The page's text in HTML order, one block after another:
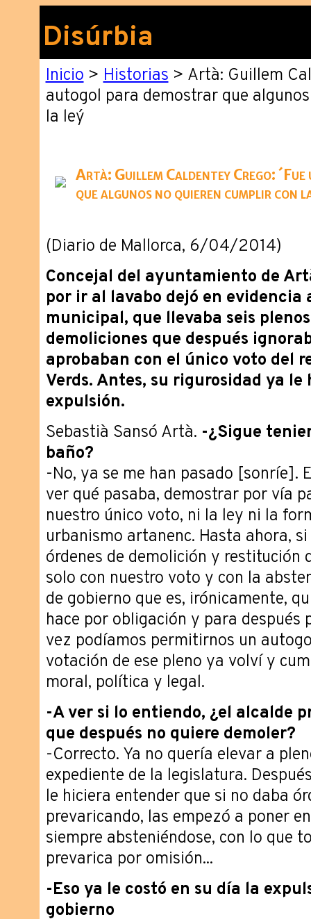
Disúrbia
Inicio>Historias> Artà: Guillem
autogol para demostrar que
la ley´
Artà: Guillem Caldentey Crego:
que algunos no quieren cumplir con
(Diario de Mallorca, 6/04/2014)
Concejal del ayuntamiento de
por ir al lavabo dejó en evidencia
municipal, que llevaba seis
demoliciones que después
aprobaban con el único voto del
Verds. Antes, su rigurosidad ya
expulsión.
Sebastià Sansó Artà. -¿Sigue
baño?
-No, ya se me han pasado [sonríe].
ver qué pasaba, demostrar por vía
nuestro único voto, ni la ley ni la
urbanismo artanenc. Hasta ahora,
órdenes de demolición y restitución
solo con nuestro voto y con la
de gobierno que es, irónicamente,
hace por obligación y para después
vez podíamos permitirnos un
votación de ese pleno ya volví y
moral, política y legal.
-A ver si lo entiendo, ¿el alcalde
que después no quiere demoler?
-Correcto. Ya no quería elevar a
expediente de la legislatura.
le hiciera entender que si no daba
prevaricando, las empezó a poner
siempre absteniéndose, con lo que
prevarica por omisión...
-Eso ya le costó en su día la
gobierno